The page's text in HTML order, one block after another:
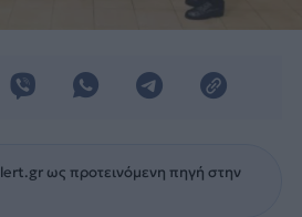
ως προτεινόμενη πηγή στην